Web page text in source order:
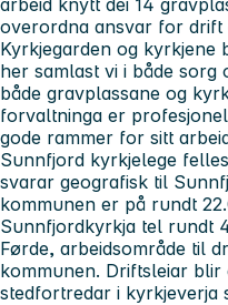
overordna ansvar for drift
Kyrkjegarden og
her samlast vi i både sorg
både gravplassane og
forvaltninga er
gode rammer for sitt
Sunnfjord kyrkjelege
svarar geografisk til
kommunen er på rundt
Sunnfjordkyrkja tel rundt
Førde, arbeidsområde til
kommunen. Driftsleiar
stedfortredar i kyrkjeverja